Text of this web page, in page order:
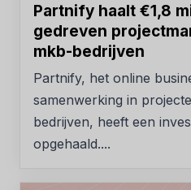
Partnify haalt €1,8
gedreven
mkb-bedrijven
Partnify, het online
samenwerking in
bedrijven, heeft een
opgehaald....